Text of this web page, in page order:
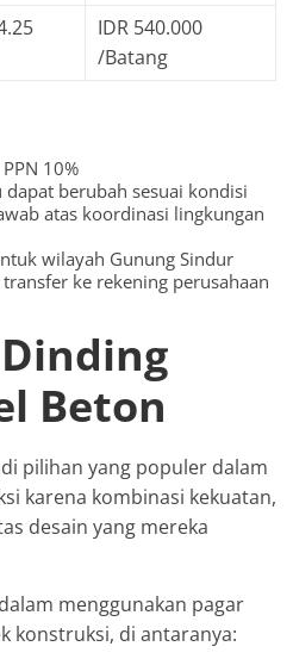
IDR 540.000
/Batang
10%
dapat berubah sesuai kondisi
atas koordinasi lingkungan
wilayah Gunung Sindur
ke rekening perusahaan
Beton
pilihan yang populer dalam
karena kombinasi kekuatan,
desain yang mereka
menggunakan pagar
konstruksi, di antaranya: